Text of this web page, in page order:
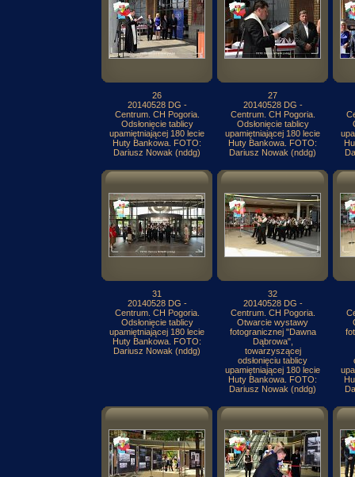
26
20140528 DG -
Centrum. CH Pogoria.
Odsłonięcie tablicy
upamiętniającej 180 lecie
Huty Bankowa. FOTO:
Dariusz Nowak (nddg)
27
20140528 DG -
Centrum. CH Pogoria.
Odsłonięcie tablicy
upamiętniającej 180 lecie
Huty Bankowa. FOTO:
Dariusz Nowak (nddg)
31
20140528 DG -
Centrum. CH Pogoria.
Odsłonięcie tablicy
upamiętniającej 180 lecie
Huty Bankowa. FOTO:
Dariusz Nowak (nddg)
32
20140528 DG -
Centrum. CH Pogoria.
Otwarcie wystawy
fotogranicznej "Dawna
Dąbrowa",
towarzyszącej
odsłonięciu tablicy
upamiętniającej 180 lecie
Huty Bankowa. FOTO:
Dariusz Nowak (nddg)